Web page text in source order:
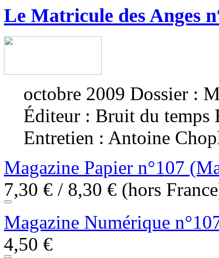
Le Matricule des Anges
octobre 2009 Dossier :
Éditeur : Bruit du temps
Entretien : Antoine
Magazine Papier n°107
7,30 € / 8,30 € (hors
Magazine Numérique
4,50 €